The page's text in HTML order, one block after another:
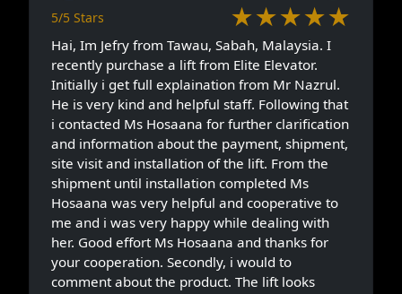
5/5 Stars ★★★★★
Hai, Im Jefry from Tawau, Sabah, Malaysia. I
recently purchase a lift from Elite Elevator.
Initially i get full explaination from Mr Nazrul.
He is very kind and helpful staff. Following that
i contacted Ms Hosaana for further clarification
and information about the payment, shipment,
site visit and installation of the lift. From the
shipment until installation completed Ms
Hosaana was very helpful and cooperative to
me and i was very happy while dealing with
her. Good effort Ms Hosaana and thanks for
your cooperation. Secondly, i would to
comment about the product. The lift looks